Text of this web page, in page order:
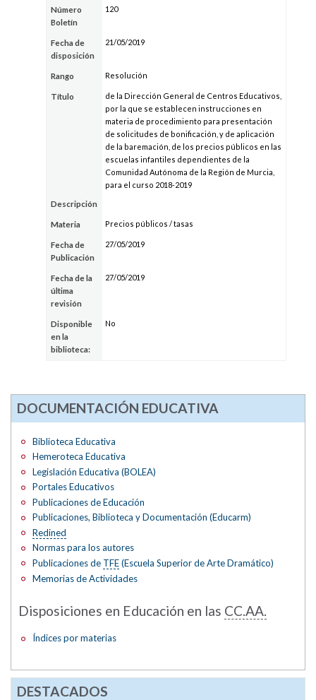
Número
Boletín
120
Fecha de
disposición
21/05/2019
Rango Resolución
Título
de la Dirección General de Centros Educativos,
por la que se establecen instrucciones en
materia de procedimiento para presentación
de solicitudes de bonificación, y de aplicación
de la baremación, de los precios públicos en las
escuelas infantiles dependientes de la
Comunidad Autónoma de la Región de Murcia,
para el curso 2018-2019
Descripción
Materia Precios públicos / tasas
Fecha de
Publicación
27/05/2019
Fecha de la
última
revisión
27/05/2019
Disponible
en la
biblioteca:
No
DOCUMENTACIÓN EDUCATIVA
Biblioteca Educativa
Hemeroteca Educativa
Legislación Educativa (BOLEA)
Portales Educativos
Publicaciones de Educación
Publicaciones, Biblioteca y Documentación (Educarm)
Redined
Normas para los autores
Publicaciones de TFE(Escuela Superior de Arte Dramático)
Memorias de Actividades
Disposiciones en Educación en las CC.AA.
Índices por materias
DESTACADOS